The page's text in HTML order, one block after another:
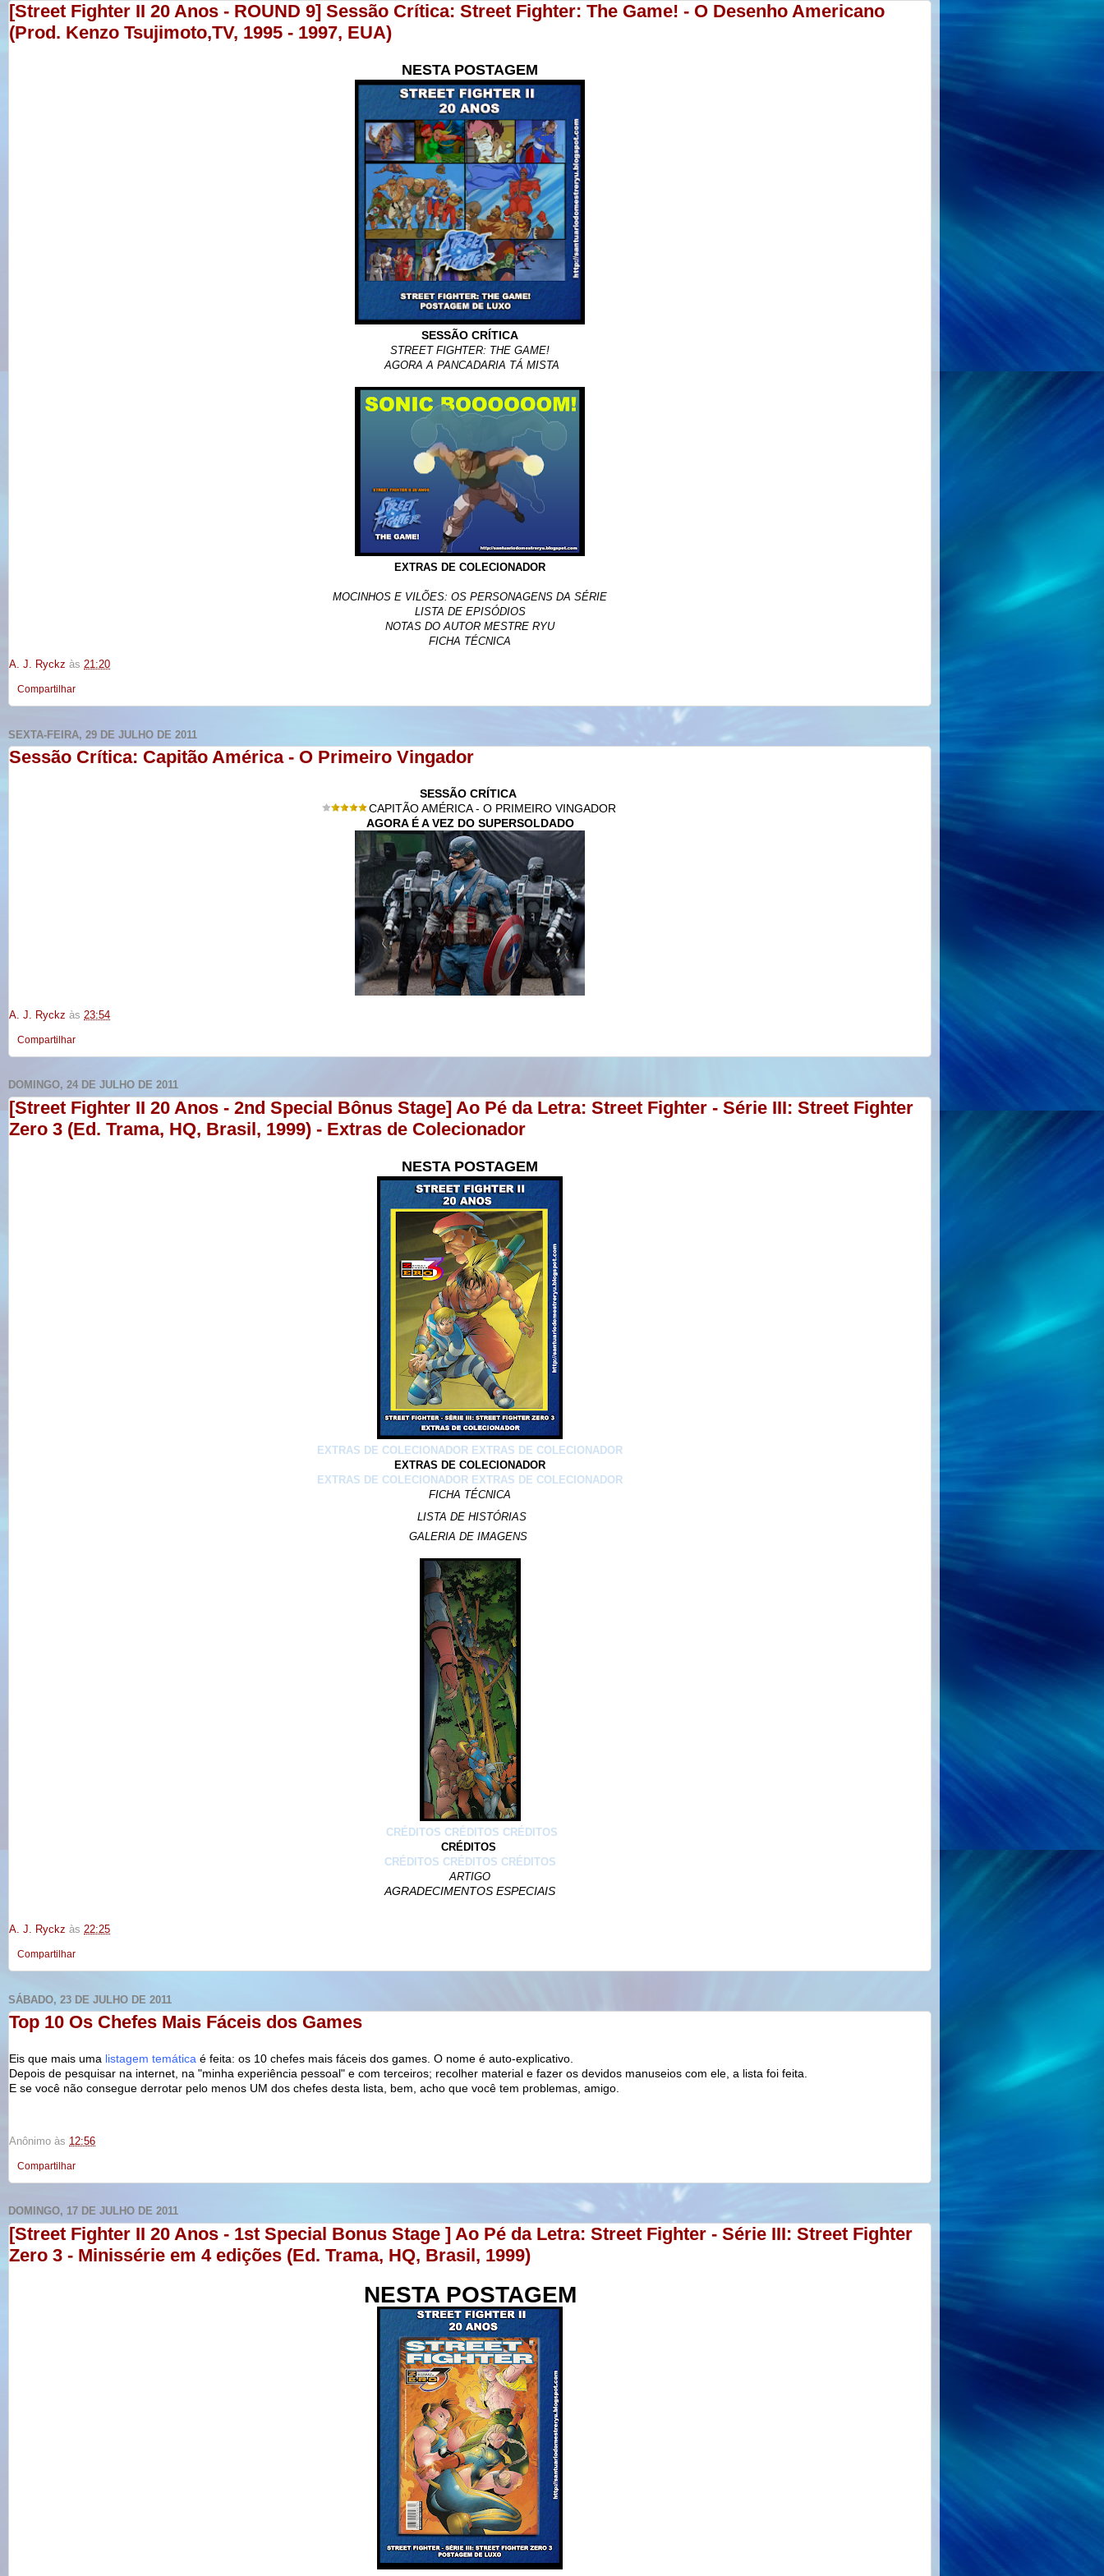
[Street Fighter II 20 Anos - ROUND 9] Sessão Crítica: Street Fighter: The Game! - O Desenho Americano
(Prod. Kenzo Tsujimoto,TV, 1995 - 1997, EUA)
NESTA POSTAGEM
SESSÃO CRÍTICA
STREET FIGHTER: THE GAME!
AGORA A PANCADARIA TÁ MISTA
EXTRAS DE COLECIONADOR
MOCINHOS E VILÕES: OS PERSONAGENS DA SÉRIE
LISTA DE EPISÓDIOS
NOTAS DO AUTOR MESTRE RYU
FICHA TÉCNICA
A. J. Ryckz às 21:20
Compartilhar
SEXTA-FEIRA, 29 DE JULHO DE 2011
Sessão Crítica: Capitão América - O Primeiro Vingador
SESSÃO CRÍTICA
CAPITÃO AMÉRICA - O PRIMEIRO VINGADOR
AGORA É A VEZ DO SUPERSOLDADO
A. J. Ryckz às 23:54
Compartilhar
DOMINGO, 24 DE JULHO DE 2011
[Street Fighter II 20 Anos - 2nd Special Bônus Stage] Ao Pé da Letra: Street Fighter - Série III: Street Fighter
Zero 3 (Ed. Trama, HQ, Brasil, 1999) - Extras de Colecionador
NESTA POSTAGEM
EXTRAS DE COLECIONADOR EXTRAS DE COLECIONADOR
EXTRAS DE COLECIONADOR
EXTRAS DE COLECIONADOR EXTRAS DE COLECIONADOR
FICHA TÉCNICA
LISTA DE HISTÓRIAS
GALERIA DE IMAGENS
CRÉDITOS CRÉDITOS CRÉDITOS
CRÉDITOS
CRÉDITOS CRÉDITOS CRÉDITOS
ARTIGO
AGRADECIMENTOS ESPECIAIS
A. J. Ryckz às 22:25
Compartilhar
SÁBADO, 23 DE JULHO DE 2011
Top 10 Os Chefes Mais Fáceis dos Games
Eis que mais uma listagem temática é feita: os 10 chefes mais fáceis dos games. O nome é auto-explicativo.
Depois de pesquisar na internet , na "minha experiência pessoal" e com terceiros; recolher material e fazer os devidos manuseios com ele, a lista foi feita.
E se você não consegue derrotar pelo menos UM dos chefes desta lista, bem, acho que você tem problemas, amigo.
Anônimo às 12:56
Compartilhar
DOMINGO, 17 DE JULHO DE 2011
[Street Fighter II 20 Anos - 1st Special Bonus Stage ] Ao Pé da Letra: Street Fighter - Série III: Street Fighter
Zero 3 - Minissérie em 4 edições (Ed. Trama, HQ, Brasil, 1999)
NESTA POSTAGEM